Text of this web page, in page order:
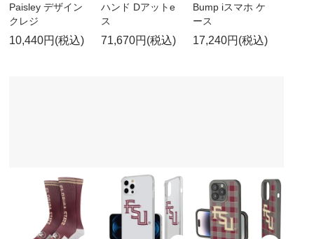
Paisley デザイン
クレジ
10,440円(税込)
ハンド Dアットe
ス
71,670円(税込)
Bump iスマホ ケ
ース
17,240円(税込)